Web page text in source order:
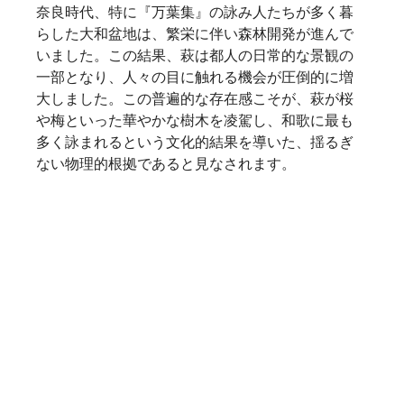
奈良時代、特に『万葉集』の詠み人たちが多く暮
らした大和盆地は、繁栄に伴い森林開発が進んで
いました。この結果、萩は都人の日常的な景観の
一部となり、人々の目に触れる機会が圧倒的に増
大しました。この普遍的な存在感こそが、萩が桜
や梅といった華やかな樹木を凌駕し、和歌に最も
多く詠まれるという文化的結果を導いた、揺るぎ
ない物理的根拠であると見なされます。